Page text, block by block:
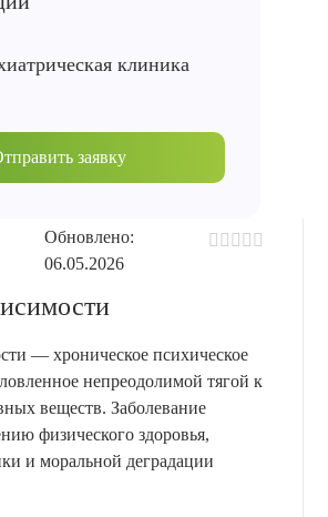
Обновлено:
06.05.2026
— хроническое психическое
непреодолимой тягой к
веществ. Заболевание
физического здоровья,
и моральной деградации
клиника
заявку